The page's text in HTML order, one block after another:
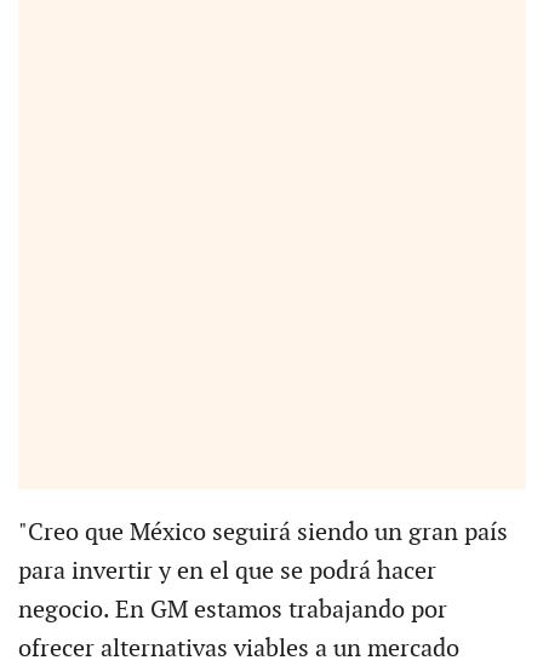
"Creo que México seguirá siendo un gran país
para invertir y en el que se podrá hacer
negocio. En GM estamos trabajando por
ofrecer alternativas viables a un mercado